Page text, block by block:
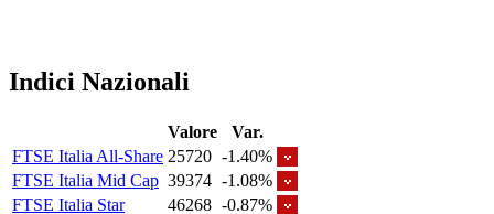
Indici Nazionali
Valore
Var.
FTSE Italia All-Share 25720 -1.40%
FTSE Italia Mid Cap 39374 -1.08%
FTSE Italia Star
46268 -0.87%